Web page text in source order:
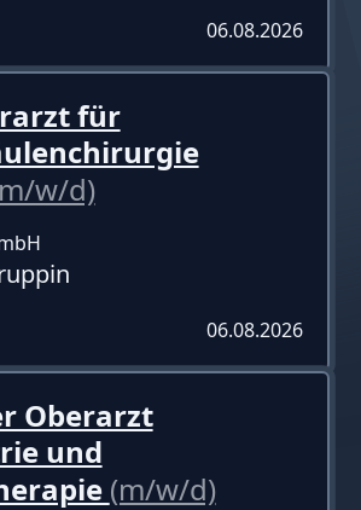
06.08.2026
für
w/d)
06.08.2026
Oberarzt
und
(m/w/d)